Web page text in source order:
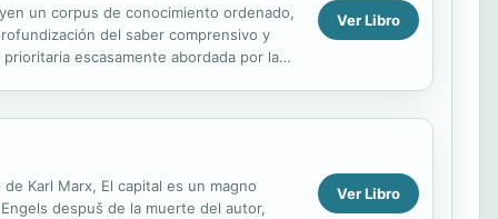
un corpus de conocimiento ordenado,
del saber comprensivo y
escasamente abordada por la
Ver Libro
Karl Marx, El capital es un magno
despuš de la muerte del autor,
Ver Libro